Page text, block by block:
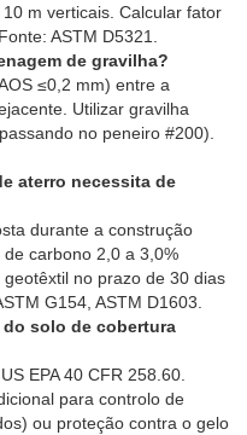
m verticais. Calcular fator
ASTM D5321.
de gravilha?
≤0,2 mm) entre a
Utilizar gravilha
no peneiro #200).
aterro necessita de
durante a construção
carbono 2,0 a 3,0%
no prazo de 30 dias
G154, ASTM D1603.
do solo de cobertura
EPA 40 CFR 258.60.
para controlo de
ou proteção contra o gelo